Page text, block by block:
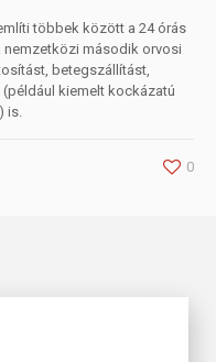
többek között a 24 órás
második orvosi
betegszállítást,
kiemelt kockázatú
is.
0